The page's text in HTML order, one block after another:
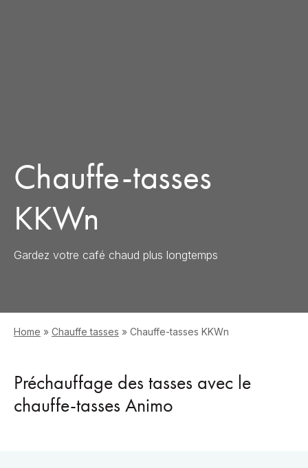
Home » Chauffe tasses » Chauffe-tasses KKWn
Chauffe-tasses
KKWn
Gardez votre café chaud plus longtemps
Préchauffage des tasses avec le
chauffe-tasses Animo